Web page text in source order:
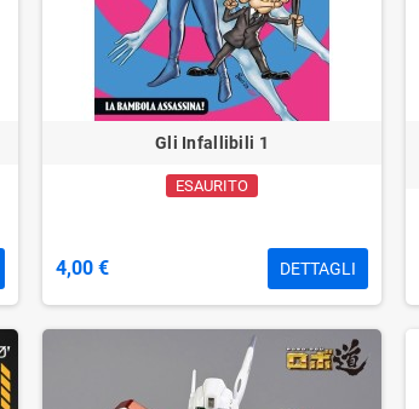
Gli Infallibili 1
ESAURITO
4,00 € DETTAGLI